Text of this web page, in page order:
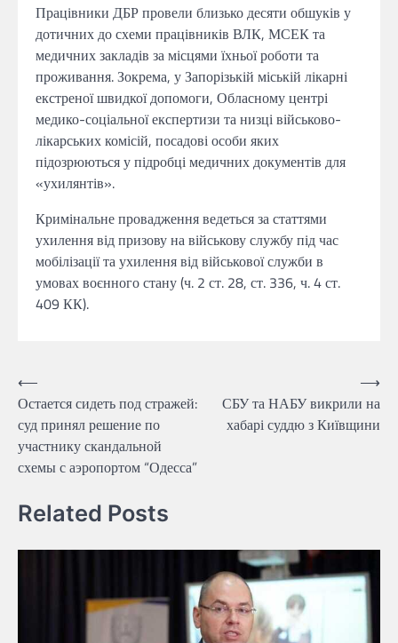
Працівники ДБР провели близько десяти обшуків у
дотичних до схеми працівників ВЛК, МСЕК та
медичних закладів за місцями їхньої роботи та
проживання. Зокрема, у Запорізькій міській лікарні
екстреної швидкої допомоги, Обласному центрі
медико-соціальної експертизи та низці військово-
лікарських комісій, посадові особи яких
підозрюються у підробці медичних документів для
«ухилянтів».
Кримінальне провадження ведеться за статтями
ухилення від призову на військову службу під час
мобілізації та ухилення від військової служби в
умовах воєнного стану (ч. 2 ст. 28, ст. 336, ч. 4 ст.
409 КК).
Навігація
записів
⟵
Остается сидеть под стражей:
суд принял решение по
участнику скандальной
схемы с аэропортом “Одесса”
СБУ та НАБУ викрили на
хабарі суддю з Київщини
⟶
Related Posts